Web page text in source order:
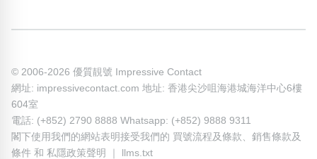
© 2006-2026 優質靚號 Impressive Contact
網址: impressivecontact.com 地址: 香港尖沙咀海港城海洋中心6樓
604室
電話: (+852) 2790 8888 Whatsapp: (+852) 9888 9311
閣下使用我們的網站表明接受我們的 買號流程及條款
銷售條款及
條件 和 私隱政策聲明 llms.txt